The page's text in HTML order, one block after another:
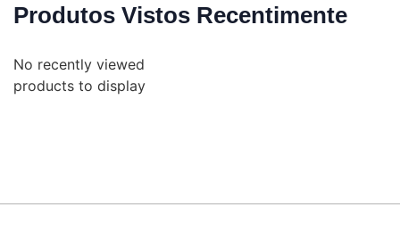
Produtos Vistos Recentimente
No recently viewed
products to display